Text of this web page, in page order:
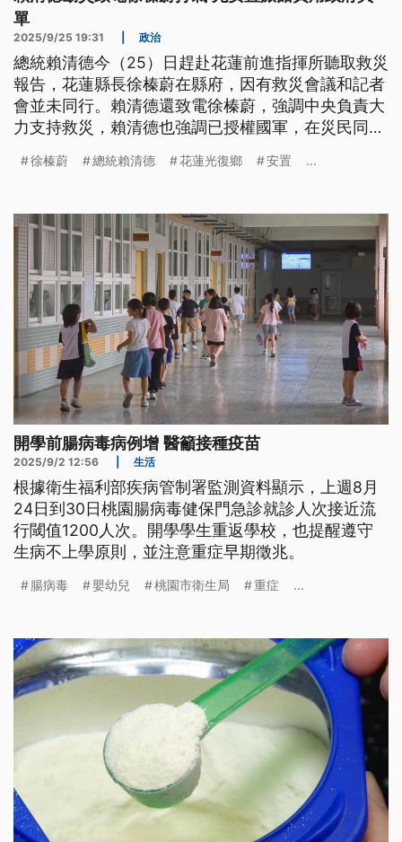
單
2025/9/25 19:31 政治
總統賴清德今（25）日趕赴花蓮前進指揮所聽取救災
報告，花蓮縣長徐榛蔚在縣府，因有救災會議和記者
會並未同行。賴清德還致電徐榛蔚，強調中央負責大
力支持救災，賴清德也強調已授權國軍，在災民同意
安置在飯店旅館的費用。賴清德25日下午也到光復鄉
也到位，並能提供熱水讓嬰幼兒洗澡。
徐榛蔚 總統賴清德 花蓮光復鄉 安置 ...
開學前腸病毒病例增 醫籲接種疫苗
2025/9/2 12:56 生活
根據衛生福利部疾病管制署監測資料顯示，上週8月
24日到30日桃園腸病毒健保門急診就診人次接近流
行閾值1200人次。開學學生重返學校，也提醒遵守
生病不上學原則，並注意重症早期徵兆。
腸病毒 嬰幼兒 桃園市衛生局 重症 ...